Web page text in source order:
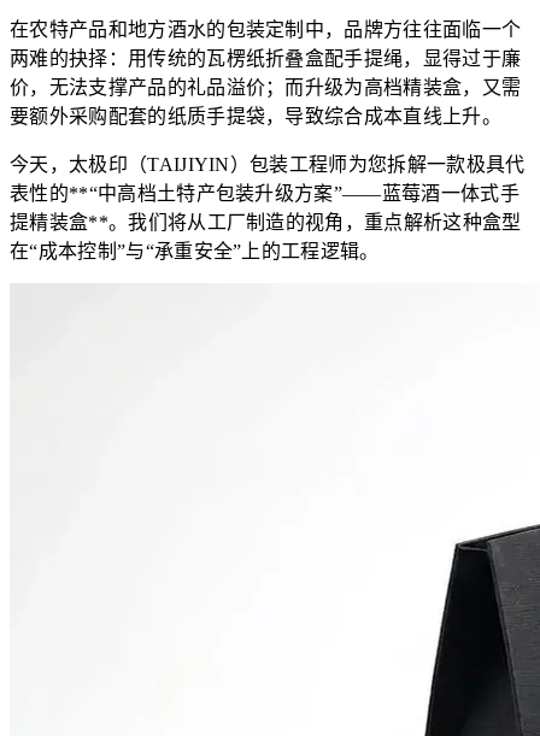
在农特产品和地方酒水的包装定制中，品牌方往往面临一个
两难的抉择：用传统的瓦楞纸折叠盒配手提绳，显得过于廉
价，无法支撑产品的礼品溢价；而升级为高档精装盒，又需
要额外采购配套的纸质手提袋，导致综合成本直线上升。
今天，太极印（TAIJIYIN）包装工程师为您拆解一款极具代
表性的**“中高档土特产包装升级方案”——蓝莓酒一体式手
提精装盒**。我们将从工厂制造的视角，重点解析这种盒型
在“成本控制”与“承重安全”上的工程逻辑。